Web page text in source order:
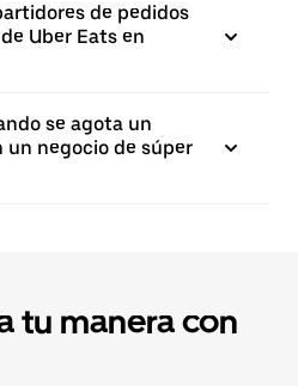
de pedidos
Uber Eats en
se agota un
negocio de súper
tu manera con